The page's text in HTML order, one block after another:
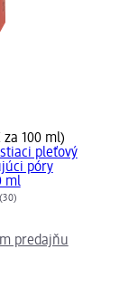
za 100 ml)
pleťový
póry
ml
(30)
predajňu